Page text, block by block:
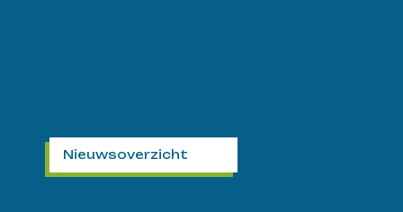
Nieuwsoverzicht